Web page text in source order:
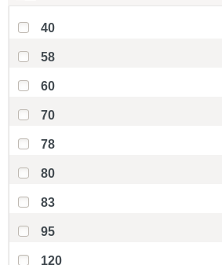
40
58
60
70
78
80
83
95
120